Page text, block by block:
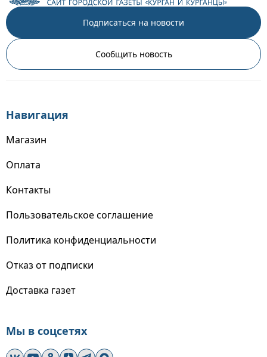
Подписаться на новости
Сообщить новость
Навигация
Магазин
Оплата
Контакты
Пользовательское соглашение
Политика конфиденциальности
Отказ от подписки
Доставка газет
Мы в соцсетях